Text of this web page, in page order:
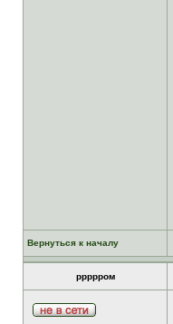
Вернуться к началу
ррррром